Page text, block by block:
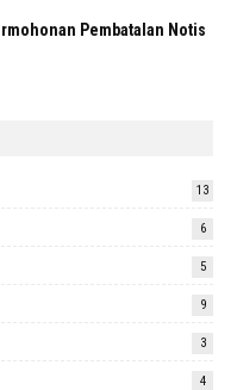
Pembatalan Notis
13
6
5
9
3
4